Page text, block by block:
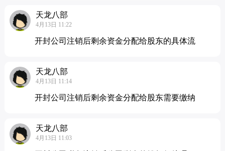
天龙八部
4月13日 11:22
开封公司注销后剩余资金分配给股东的具体流
天龙八部
4月13日 11:14
开封公司注销后剩余资金分配给股东需要缴纳
天龙八部
4月13日 11:03